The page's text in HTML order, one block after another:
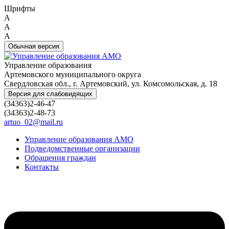
Шрифты
A
A
A
Обычная версия
Управление образования
Артемовского муниципального округа
Свердловская обл., г. Артемовский, ул. Комсомольская, д. 18
Версия для слабовидящих
(34363)2-46-47
(34363)2-48-73
artuo_02@mail.ru
Управление образования АМО
Подведомственные организации
Обращения граждан
Контакты